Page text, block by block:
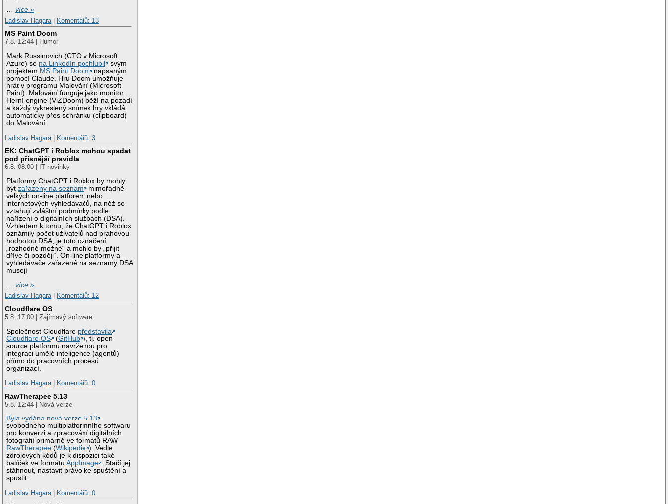
…více »
Ladislav Hagara
Komentářů: 13
MS Paint Doom
7.8. 12:44 | Humor
Mark Russinovich (CTO v Microsoft
Azure) se na LinkedIn pochlubil
svým
projektem MS Paint Doom
napsaným
pomocí Claude. Hru Doom umožňuje
hrát v programu Malování (Microsoft
Paint). Malování funguje jako monitor.
Herní engine (ViZDoom) běží na pozadí
a každý vykreslený snímek hry vkládá
automaticky přes schránku (clipboard)
do Malování.
Ladislav Hagara
Komentářů: 3
EK: ChatGPT i Roblox mohou spadat
pod přísnější pravidla
6.8. 08:00 | IT novinky
Platformy ChatGPT i Roblox by mohly
býtzařazeny na seznam
mimořádně
velkých on-line platforem nebo
internetových vyhledávačů, na něž se
vztahují zvláštní podmínky podle
nařízení o digitálních službách (DSA).
Vzhledem k tomu, že ChatGPT i Roblox
oznámily počet uživatelů nad prahovou
hodnotou DSA, je toto označení
„rozhodně možné“ a mohlo by „přijít
dříve či později“. On-line platformy a
vyhledávače zařazené na seznamy DSA
musejí
…více »
Ladislav Hagara| Komentářů: 12
Cloudflare OS
5.8. 17:00 | Zajímavý software
Společnost Cloudflare představila
Cloudflare OS
(GitHub ), tj. open
source platformu navrženou pro
integraci umělé inteligence (agentů)
přímo do pracovních procesů
organizací.
Ladislav Hagara| Komentářů: 0
RawTherapee 5.13
5.8. 12:44 | Nová verze
Byla vydána nová verze 5.13
svobodného multiplatformního softwaru
pro konverzi a zpracování digitálních
fotografií primárně ve formátů RAW
RawTherapee (Wikipedie ). Vedle
zdrojových kódů je k dispozici také
balíček ve formátuAppImage . Stačí jej
stáhnout, nastavit právo ke spuštění a
spustit.
Ladislav Hagara| Komentářů: 0